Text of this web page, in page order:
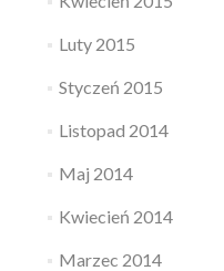
Luty 2015
Styczeń 2015
Listopad 2014
Maj 2014
Kwiecień 2014
Marzec 2014